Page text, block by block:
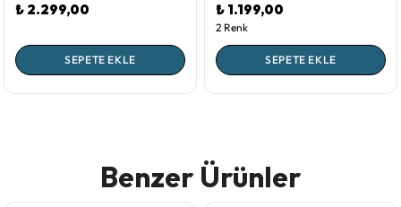
₺ 2.299,00
SEPETE EKLE
₺ 1.199,00
2 Renk
SEPETE EKLE
Benzer Ürünler